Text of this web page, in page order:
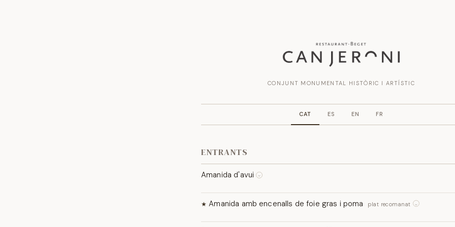
CONJUNT MONUMENTAL HISTÒRIC I ARTÍSTIC
CAT ES EN FR
ENTRANTS
Amanida d'avui ⌵
olives.
★ Amanida amb encenalls de foie gras i poma plat recomanat ⌵
vinagreta de fruits vermells amb oli d'anet.